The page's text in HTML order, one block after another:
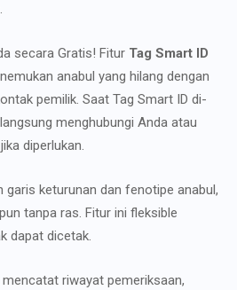
secara Gratis! Fitur Tag Smart ID
anabul yang hilang dengan
pemilik. Saat Tag Smart ID di-
menghubungi Anda atau
diperlukan.
garis keturunan dan fenotipe anabul,
tanpa ras. Fitur ini fleksible
dapat dicetak.
riwayat pemeriksaan,